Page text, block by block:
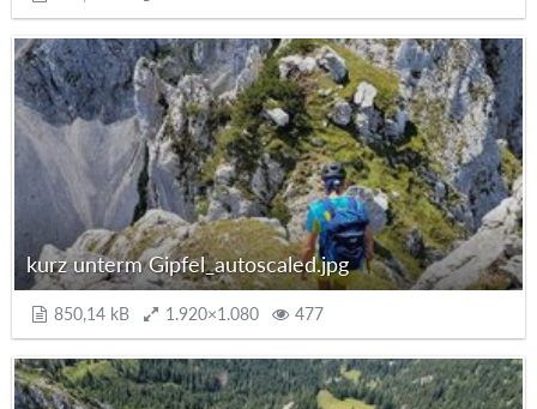
kurz unterm Gipfel_autoscaled.jpg
850,14 kB 1.920×1.080 477